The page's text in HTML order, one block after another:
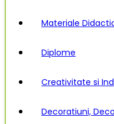
Materiale
Diplome
Creativitate si
Decoratiuni,